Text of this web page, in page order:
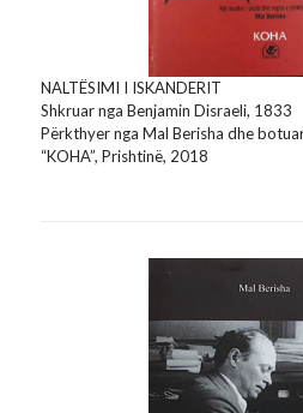
NALTËSIMI I ISKANDERIT
Shkruar nga Benjamin Disraeli, 1833
Përkthyer nga Mal Berisha dhe
“KOHA”, Prishtinë, 2018